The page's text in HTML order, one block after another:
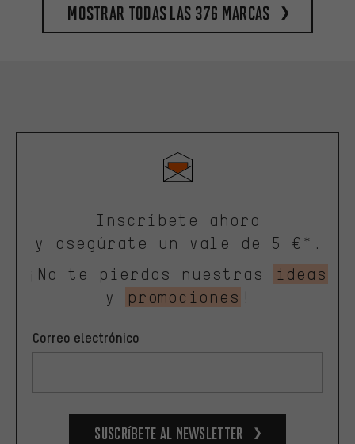
Mostrar todas las 376 marcas
Inscríbete ahora
y asegúrate un vale de 5 €*.
¡No te pierdas nuestras
ideas
y
promociones !
Correo electrónico
Suscríbete al newsletter